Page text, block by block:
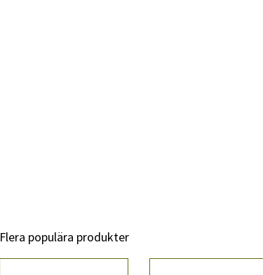
Flera populära produkter